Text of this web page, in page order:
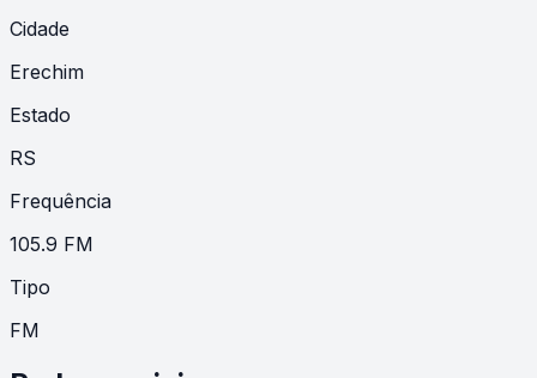
Cidade
Erechim
Estado
RS
Frequência
105.9 FM
Tipo
FM